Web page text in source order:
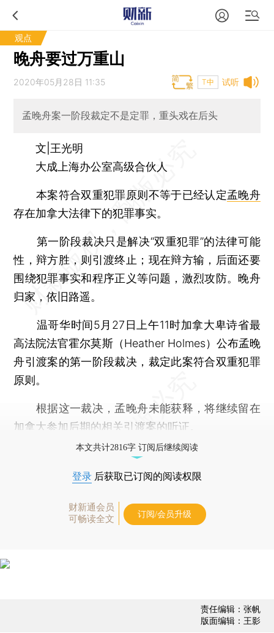
观点
晚舟要过万重山
试听
2020年05月28日 11:35 T中
孟晚舟案一阶段裁定不是定罪，重头戏在后头
文|王光明
大成上海办公室高级合伙人
本案符合双重犯罪原则不等于已经认定孟晚舟
存在加拿大法律下的犯罪事实。
第一阶段裁决只是解决“双重犯罪”的法律可能
性，辩方胜，则引渡终止；现在辩方输，后面还要
围绕犯罪事实和程序正义等问题，激烈攻防。晚舟
归家，依旧路遥。
温哥华时间5月27日上午11时加拿大卑诗省最
高法院法官霍尔莫斯（Heather Holmes）公布孟晚
舟引渡案的第一阶段裁决，裁定此案符合双重犯罪
原则。
根据这一裁决，孟晚舟未能获释，将继续留在
加拿大参加后期的相关引渡案的听证。
本文共计2816字 订阅后继续阅读
登录 后获取已订阅的阅读权限
财新通会员
可畅读全文
订阅/会员升级
责任编辑：张帆
版面编辑：王影